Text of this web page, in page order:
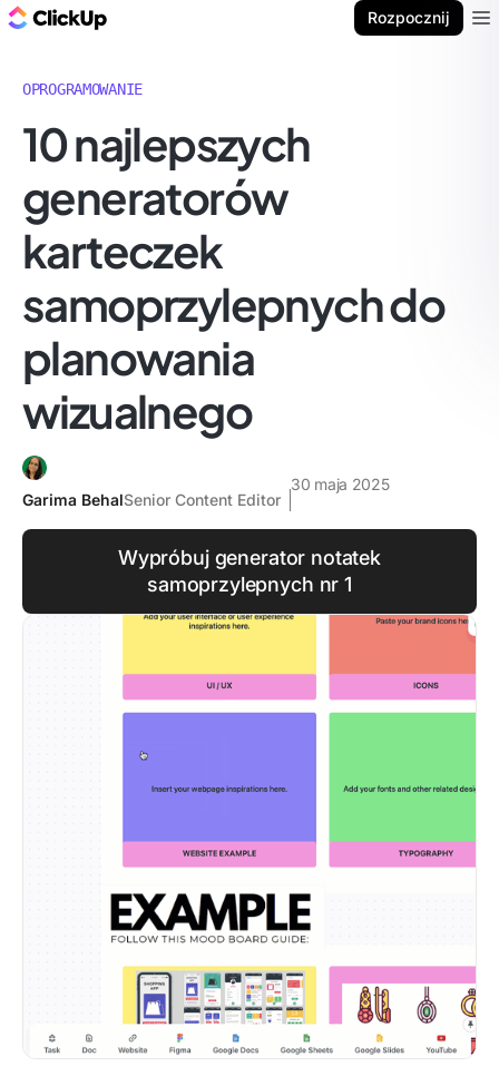
Rozpocznij
OPROGRAMOWANIE
10 najlepszych
generatorów
karteczek
samoprzylepnych do
planowania
wizualnego
Garima BehalSenior Content Editor
30 maja 2025
Wypróbuj generator notatek
samoprzylepnych nr 1